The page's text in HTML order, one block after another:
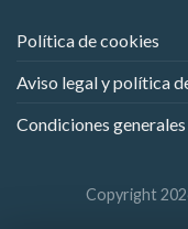
Política de cookies
Aviso legal y política
Condiciones
Copyright